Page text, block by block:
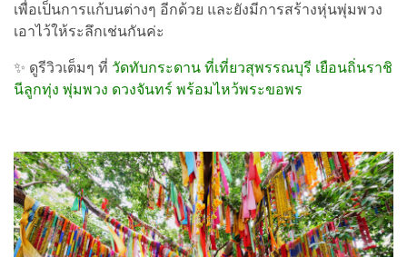
เพื่อเป็นการแก้บนต่างๆ อีกด้วย และยังมีการสร้างหุ่นพุ่มพวง
เอาไว้ให้ระลึกเช่นกันค่ะ
✨ ดูรีวิวเต็มๆ ที่ วัดทับกระดาน ที่เที่ยวสุพรรณบุรี เยือนถิ่นราชิ
นีลูกทุ่ง พุ่มพวง ดวงจันทร์ พร้อมไหว้พระขอพร